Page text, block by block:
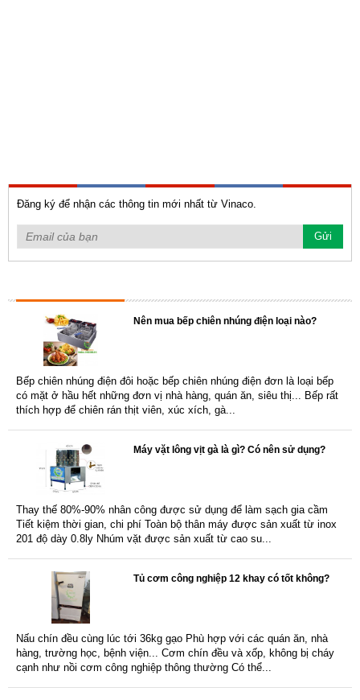
Đăng ký để nhận các thông tin mới nhất từ Vinaco.
Nên mua bếp chiên nhúng điện loại nào?
Bếp chiên nhúng điện đôi hoặc bếp chiên nhúng điện đơn là loại bếp
có mặt ở hầu hết những đơn vị nhà hàng, quán ăn, siêu thị... Bếp rất
thích hợp để chiên rán thịt viên, xúc xích, gà...
Máy vặt lông vịt gà là gì? Có nên sử dụng?
Thay thế 80%-90% nhân công được sử dụng để làm sạch gia cầm
Tiết kiệm thời gian, chi phí Toàn bộ thân máy được sản xuất từ inox
201 độ dày 0.8ly Nhúm vặt được sản xuất từ cao su...
Tủ cơm công nghiệp 12 khay có tốt không?
Nấu chín đều cùng lúc tới 36kg gạo Phù hợp với các quán ăn, nhà
hàng, trường học, bệnh viện... Cơm chín đều và xốp, không bị cháy
cạnh như nồi cơm công nghiệp thông thường Có thể...